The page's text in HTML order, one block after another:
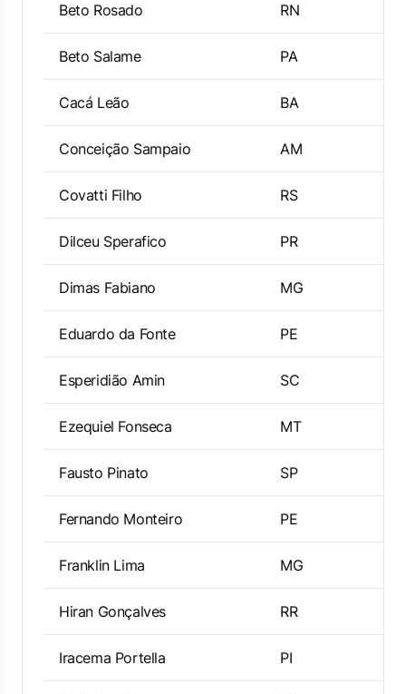
Beto Rosado RN
Beto Salame PA
Cacá Leão BA
Conceição Sampaio AM
Covatti Filho RS
Dilceu Sperafico PR
Dimas Fabiano MG
Eduardo da Fonte PE
Esperidião Amin SC
Ezequiel Fonseca MT
Fausto Pinato SP
Fernando Monteiro PE
Franklin Lima MG
Hiran Gonçalves RR
Iracema Portella PI